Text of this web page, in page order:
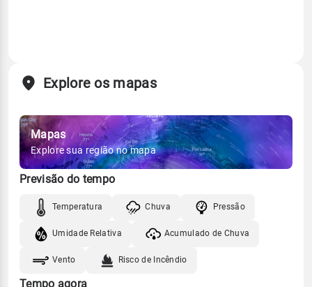
Explore os mapas
Mapas
Explore sua região no mapa
Previsão do tempo
Temperatura Chuva Pressão
Umidade Relativa Acumulado de Chuva
Vento Risco de Incêndio
Tempo agora